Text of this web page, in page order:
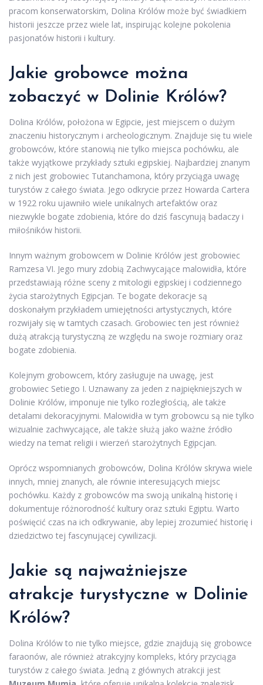
pracom konserwatorskim, Dolina Królów może być świadkiem
historii jeszcze przez wiele lat, inspirując kolejne pokolenia
pasjonatów historii i kultury.
Jakie grobowce można
zobaczyć w Dolinie Królów?
Dolina Królów, położona w Egipcie, jest miejscem o dużym
znaczeniu historycznym i archeologicznym. Znajduje się tu wiele
grobowców, które stanowią nie tylko miejsca pochówku, ale
także wyjątkowe przykłady sztuki egipskiej. Najbardziej znanym
z nich jest grobowiec Tutanchamona, który przyciąga uwagę
turystów z całego świata. Jego odkrycie przez Howarda Cartera
w 1922 roku ujawniło wiele unikalnych artefaktów oraz
niezwykle bogate zdobienia, które do dziś fascynują badaczy i
miłośników historii.
Innym ważnym grobowcem w Dolinie Królów jest grobowiec
Ramzesa VI. Jego mury zdobią Zachwycające malowidła, które
przedstawiają różne sceny z mitologii egipskiej i codziennego
życia starożytnych Egipcjan. Te bogate dekoracje są
doskonałym przykładem umiejętności artystycznych, które
rozwijały się w tamtych czasach. Grobowiec ten jest również
dużą atrakcją turystyczną ze względu na swoje rozmiary oraz
bogate zdobienia.
Kolejnym grobowcem, który zasługuje na uwagę, jest
grobowiec Setiego I. Uznawany za jeden z najpiękniejszych w
Dolinie Królów, imponuje nie tylko rozległością, ale także
detalami dekoracyjnymi. Malowidła w tym grobowcu są nie tylko
wizualnie zachwycające, ale także służą jako ważne źródło
wiedzy na temat religii i wierzeń starożytnych Egipcjan.
Oprócz wspomnianych grobowców, Dolina Królów skrywa wiele
innych, mniej znanych, ale równie interesujących miejsc
pochówku. Każdy z grobowców ma swoją unikalną historię i
dokumentuje różnorodność kultury oraz sztuki Egiptu. Warto
poświęcić czas na ich odkrywanie, aby lepiej zrozumieć historię i
dziedzictwo tej fascynującej cywilizacji.
Jakie są najważniejsze
atrakcje turystyczne w Dolinie
Królów?
Dolina Królów to nie tylko miejsce, gdzie znajdują się grobowce
faraonów, ale również atrakcyjny kompleks, który przyciąga
turystów z całego świata. Jedną z głównych atrakcji jest